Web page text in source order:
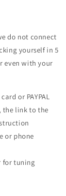
do not connect
yourself in 5
even with your
or PAYPAL
the link to the
or phone
for tuning